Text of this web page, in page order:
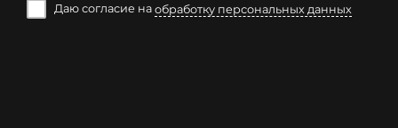
Даю согласие на обработку персональных данных